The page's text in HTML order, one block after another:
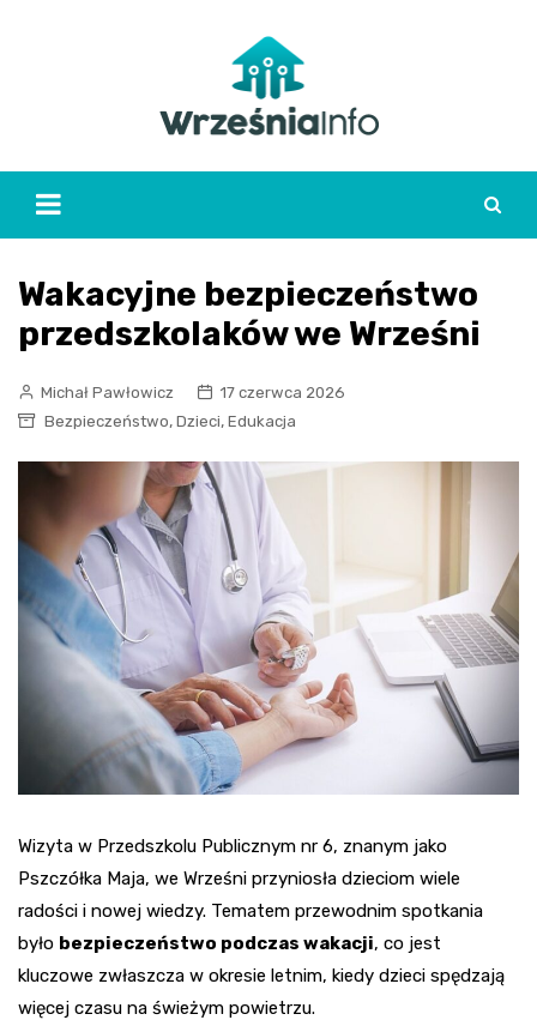
Wakacyjne bezpieczeństwo
przedszkolaków we Wrześni
Michał Pawłowicz
17 czerwca 2026
Bezpieczeństwo, Dzieci, Edukacja
Wizyta w Przedszkolu Publicznym nr 6, znanym jako
Pszczółka Maja, we Wrześni przyniosła dzieciom wiele
radości i nowej wiedzy. Tematem przewodnim spotkania
było bezpieczeństwo podczas wakacji, co jest
kluczowe zwłaszcza w okresie letnim, kiedy dzieci spędzają
więcej czasu na świeżym powietrzu.